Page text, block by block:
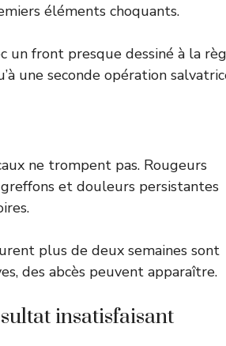
éléments choquants.
un front presque dessiné à la
une seconde opération
ne trompent pas. Rougeurs
et douleurs persistantes
plus de deux semaines sont
des abcès peuvent apparaître.
insatisfaisant